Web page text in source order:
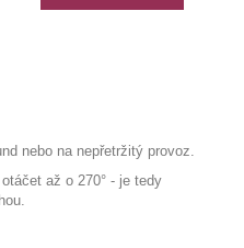
nebo na nepřetržitý provoz.
až o 270° - je tedy